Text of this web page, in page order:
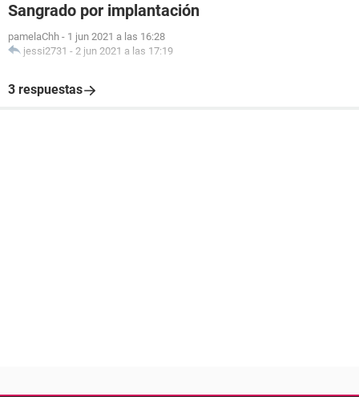
Sangrado por implantación
pamelaChh - 1 jun 2021 a las 16:28
jessi2731 - 2 jun 2021 a las 17:19
3 respuestas